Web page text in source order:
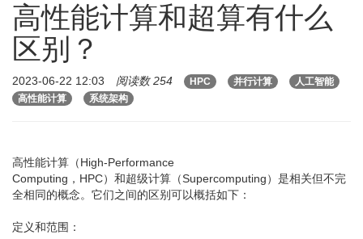
高性能计算和超算有什么
区别？
2023-06-22 12:03 阅读数 254 HPC 并行计算
人工智能
高性能计算
系统架构
高性能计算（High-Performance
Computing，HPC）和超级计算（Supercomputing）是相关但不完
全相同的概念。它们之间的区别可以概括如下：
定义和范围：